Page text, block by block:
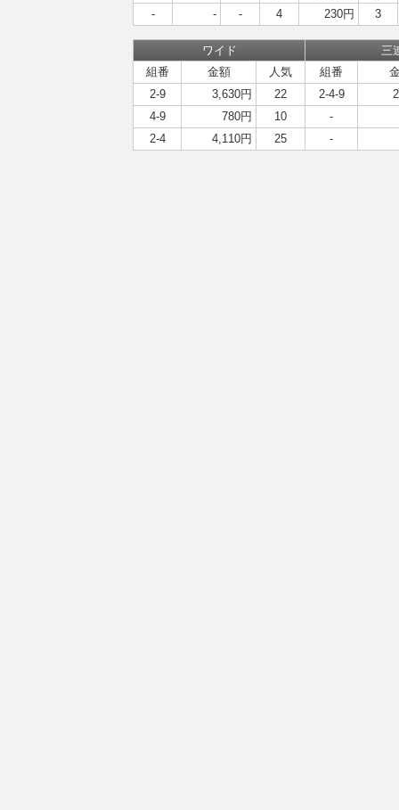
-
- - 4 230円 3
ワイド
三
組番
金額 人気 組番
2-9
3,630円 22 2-4-9
4-9
780円 10
-
2-4
4,110円 25 -